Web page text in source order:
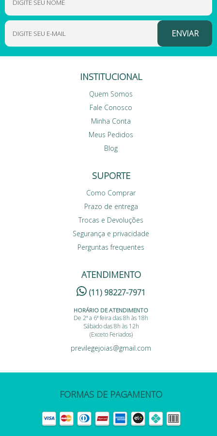
INSTITUCIONAL
Quem Somos
Fale Conosco
Minha Conta
Meus Pedidos
Blog
SUPORTE
Como Comprar
Prazo de entrega
Trocas e Devoluções
Segurança e privacidade
Perguntas frequentes
ATENDIMENTO
(11) 98227-7971
HORÁRIO DE ATENDIMENTO
De 2ª a 6ª feira das 8h às 18h
Sábado das 8h às 12h
(Exceto Feriados)
previlegejoias@gmail.com
FORMAS DE PAGAMENTO